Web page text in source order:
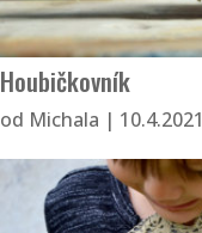
Houbičkovník
od Michala | 10.4.2021